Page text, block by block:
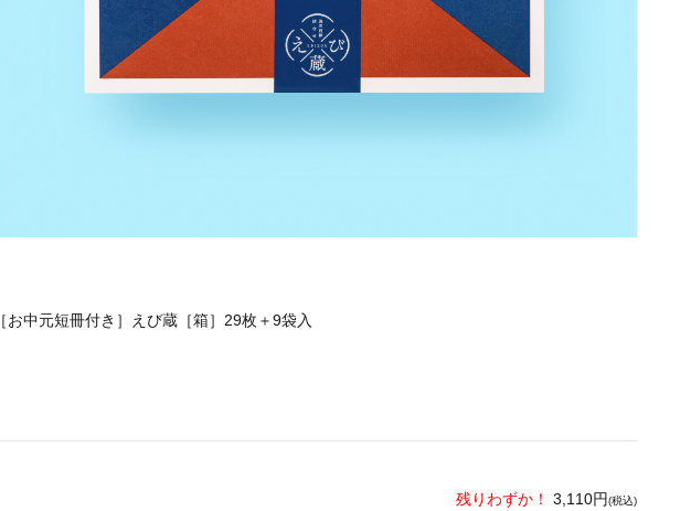
［お中元短冊付き］えび蔵［箱］29枚＋9袋入
残りわずか！ 3,110円(税込)